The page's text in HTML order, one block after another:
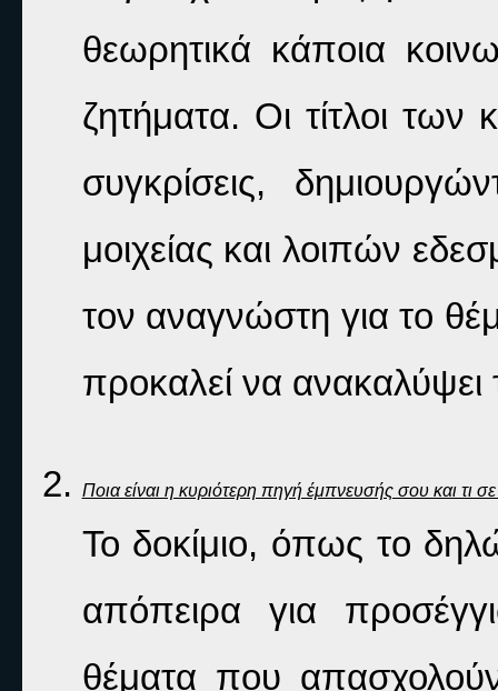
θεωρητικά κάποια
ζητήματα. Οι τίτλοι των
συγκρίσεις,
μοιχείας και λοιπών
τον αναγνώστη για το
προκαλεί να ανακαλύψει
Ποια είναι η κυριότερη πηγή έμπνευσής σου και τι
Το δοκίμιο, όπως το
απόπειρα για
θέματα που